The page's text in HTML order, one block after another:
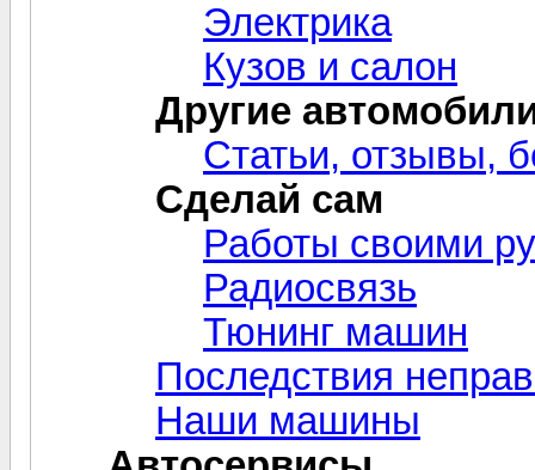
Электрика
Кузов и салон
Другие
Статьи, отзывы,
Сделай сам
Работы своими
Радиосвязь
Тюнинг машин
Последствия
Наши машины